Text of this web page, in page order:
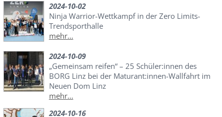
2024-10-02
Ninja Warrior-Wettkampf in der Zero Limits-
Trendsporthalle
mehr...
2024-10-09
„Gemeinsam reifen“ – 25 Schüler:innen des
BORG Linz bei der Maturant:innen-Wallfahrt im
Neuen Dom Linz
mehr...
2024-10-16